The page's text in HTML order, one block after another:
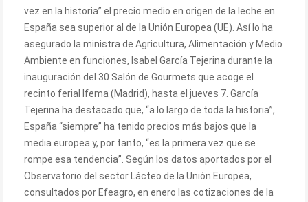
vez en la historia” el precio medio en origen de la leche en
España sea superior al de la Unión Europea (UE). Así lo ha
asegurado la ministra de Agricultura, Alimentación y Medio
Ambiente en funciones, Isabel García Tejerina durante la
inauguración del 30 Salón de Gourmets que acoge el
recinto ferial Ifema (Madrid), hasta el jueves 7. García
Tejerina ha destacado que, “a lo largo de toda la historia”,
España “siempre” ha tenido precios más bajos que la
media europea y, por tanto, “es la primera vez que se
rompe esa tendencia”. Según los datos aportados por el
Observatorio del sector Lácteo de la Unión Europea,
consultados por Efeagro, en enero las cotizaciones de la